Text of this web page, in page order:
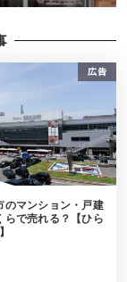
広告
のマンション・戸建
らで売れる？【ひら